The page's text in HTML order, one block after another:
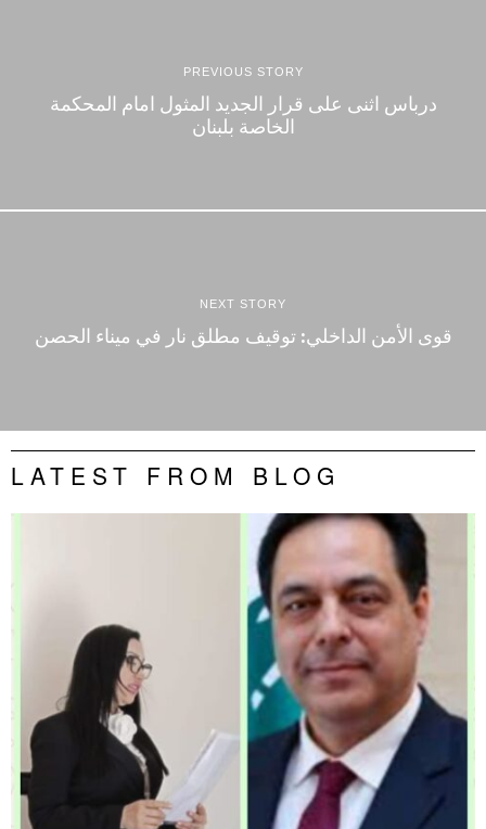
PREVIOUS STORY
درباس اثنى على قرار الجديد المثول امام المحكمة
الخاصة بلبنان
NEXT STORY
قوى الأمن الداخلي: توقيف مطلق نار في ميناء الحصن
LATEST FROM BLOG